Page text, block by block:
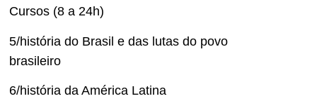
Cursos (8 a 24h)
5/história do Brasil e das lutas do povo
brasileiro
6/história da América Latina